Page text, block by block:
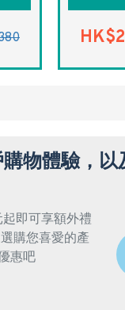
物體驗，以
即可享額外禮
購您喜愛的產
惠吧